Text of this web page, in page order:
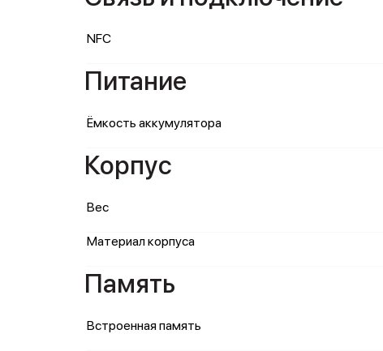
NFC
Питание
Ёмкость аккумулятора
Корпус
Вес
Материал корпуса
Память
Встроенная память